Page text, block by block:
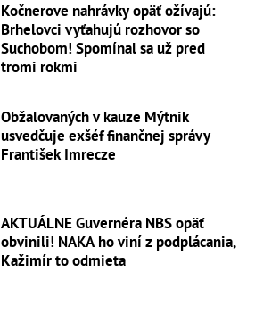
Kočnerove nahrávky opäť ožívajú:
Brhelovci vyťahujú rozhovor so
Suchobom! Spomínal sa už pred
tromi rokmi
Obžalovaných v kauze Mýtnik
usvedčuje exšéf finančnej správy
František Imrecze
AKTUÁLNE Guvernéra NBS opäť
obvinili! NAKA ho viní z podplácania,
Kažimír to odmieta